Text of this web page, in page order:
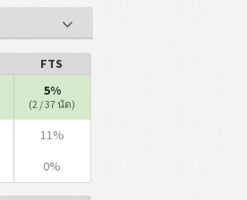
FTS
5%
(2 / 37 นัด)
11%
0%